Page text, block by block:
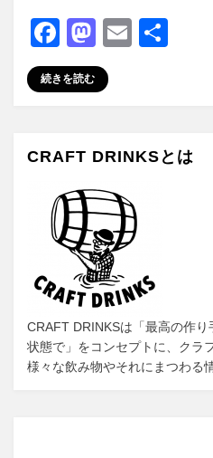
F
a
c
b
o
k
M
a
st
d
n
E
続きを読む
CRAFT DRINKSとは
CRAFT DRINKSは「最高の作
状態で」をコンセプトに、クラ
様々な飲み物やそれにまつわる